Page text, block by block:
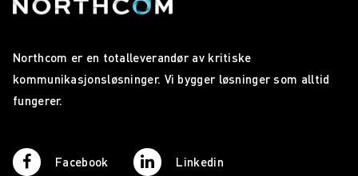
Northcom er en totalleverandør av kritiske
kommunikasjonsløsninger. Vi bygger løsninger som alltid
fungerer.
Facebook Linkedin